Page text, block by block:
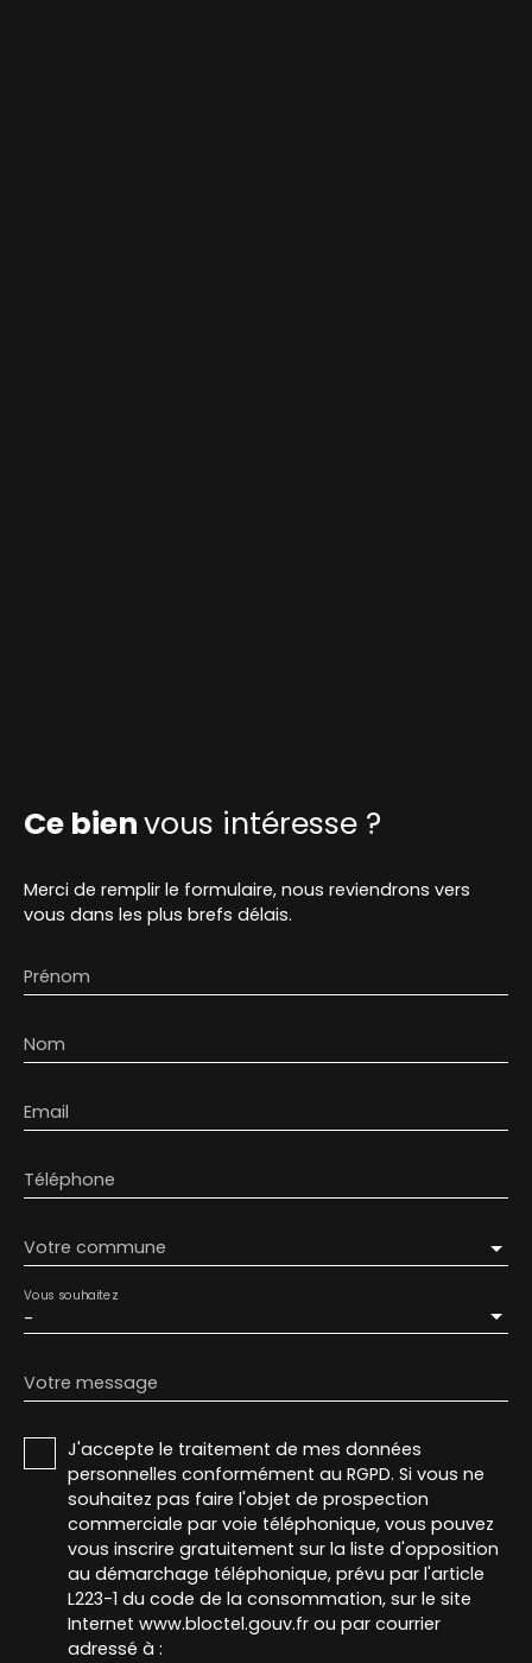
Ce bienvous intéresse ?
Merci de remplir le formulaire, nous reviendrons vers
vous dans les plus brefs délais.
Prénom
Nom
Email
Téléphone
Votre commune
-
Vous souhaitez
Votre message
J'accepte le traitement de mes données
personnelles conformément au RGPD. Si vous ne
souhaitez pas faire l'objet de prospection
commerciale par voie téléphonique, vous pouvez
vous inscrire gratuitement sur la liste d'opposition
au démarchage téléphonique, prévu par l'article
L223-1 du code de la consommation, sur le site
Internet www.bloctel.gouv.fr ou par courrier
adressé à :